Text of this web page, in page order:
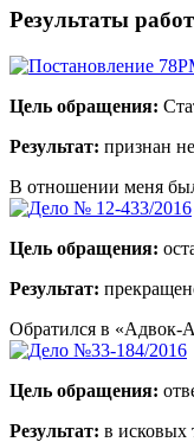
Результаты
Цель обращения:
Результат: признан
В отношении меня
Цель обращения:
Результат:
Обратился в «Адвок-
Цель обращения:
Результат: в исковых